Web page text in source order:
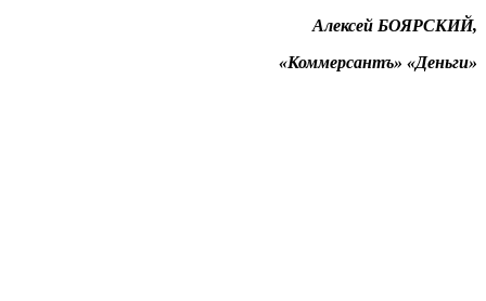
Алексей БОЯРСКИЙ,
«Коммерсантъ» «Деньги»